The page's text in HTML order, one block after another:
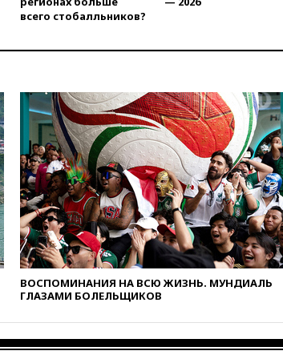
обречены на провал
не соответствует нормам
01:00Трамп: США сами
нуждаются в дальнобойных
ракетах и системах Patriot
00:01Трамп заявил о
необходимости пополнения
арсенала США
вчера, 23:28Слуцкий призвал
признать «Яблоко»
нежелательной организацией
вчера, 23:15В Смоленске
ребенок и женщина погибли
при падении деревьев во
время урагана
вчера, 22:55В Москве в
всего стобалльников?
ВОСПОМИНАНИЯ НА ВСЮ ЖИЗНЬ. МУНДИАЛЬ
ГЛАЗАМИ БОЛЕЛЬЩИКОВ